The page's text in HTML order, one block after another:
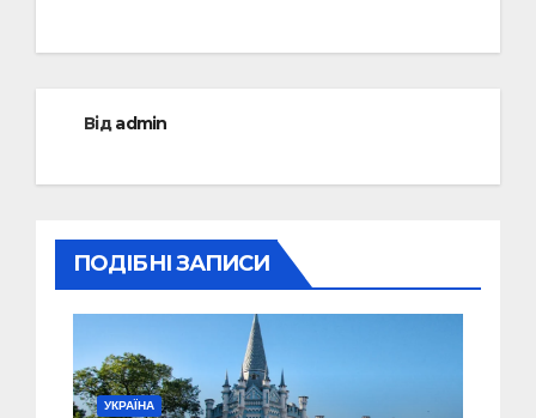
Відadmin
ПОДІБНІ ЗАПИСИ
УКРАЇНА